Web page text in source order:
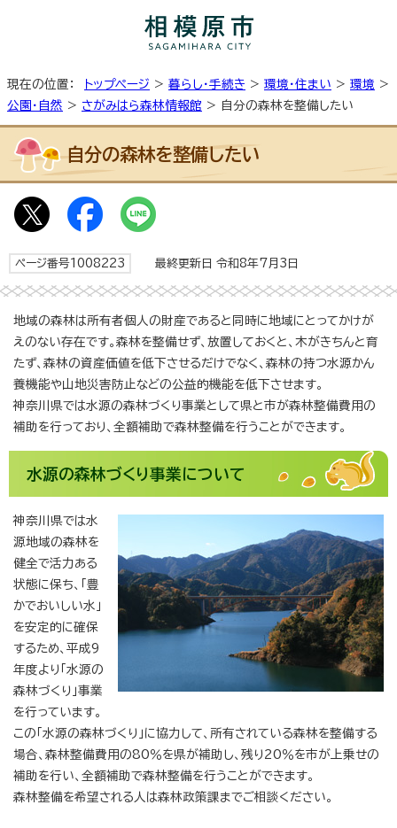
現在の位置： トップページ > 暮らし・手続き > 環境・住まい > 環境 >
公園・自然 > さがみはら森林情報館 > 自分の森林を整備したい
自分の森林を整備したい
ページ番号1008223 最終更新日 令和8年7月3日
地域の森林は所有者個人の財産であると同時に地域にとってかけが
えのない存在です。森林を整備せず、放置しておくと、木がきちんと育
たず、森林の資産価値を低下させるだけでなく、森林の持つ水源かん
養機能や山地災害防止などの公益的機能を低下させます。
神奈川県では水源の森林づくり事業として県と市が森林整備費用の
補助を行っており、全額補助で森林整備を行うことができます。
水源の森林づくり事業について
神奈川県では水
源地域の森林を
健全で活力ある
状態に保ち、「豊
かでおいしい水」
を安定的に確保
するため、平成9
年度より「水源の
森林づくり」事業
を行っています。
この「水源の森林づくり」に協力して、所有されている森林を整備する
場合、森林整備費用の80％を県が補助し、残り20％を市が上乗せの
補助を行い、全額補助で森林整備を行うことができます。
森林整備を希望される人は森林政策課までご相談ください。